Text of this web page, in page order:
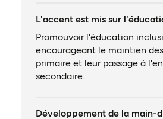
L'accent est mis sur
Promouvoir l'éducation
encourageant le maintien
primaire et leur passage à
secondaire.
Développement de la main-